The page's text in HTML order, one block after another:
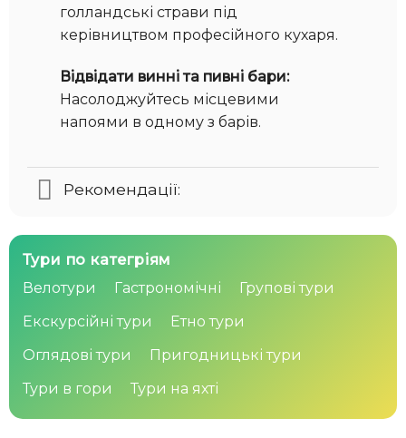
голландські страви під
керівництвом професійного кухаря.
Відвідати винні та пивні бари:
Насолоджуйтесь місцевими
напоями в одному з барів.
Рекомендації:
Тури по категріям
Велотури
Гастрономічні
Групові тури
Екскурсійні тури
Етно тури
Оглядові тури
Пригодницькі тури
Тури в гори
Тури на яхті